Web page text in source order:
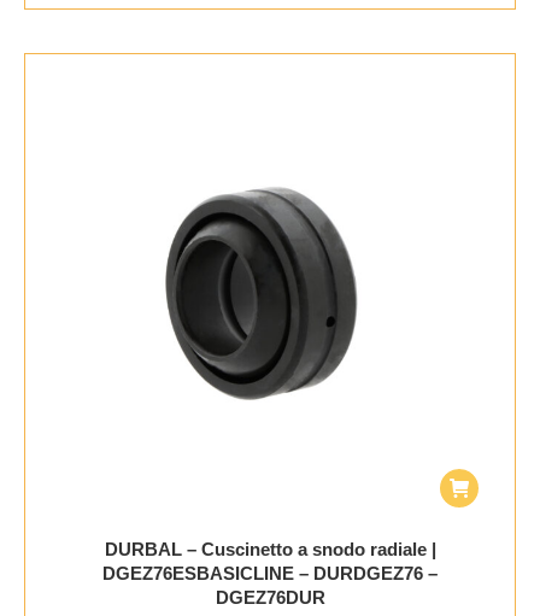
DURBAL – Cuscinetto a snodo radiale |
DGEZ76ESBASICLINE – DURDGEZ76 –
DGEZ76DUR